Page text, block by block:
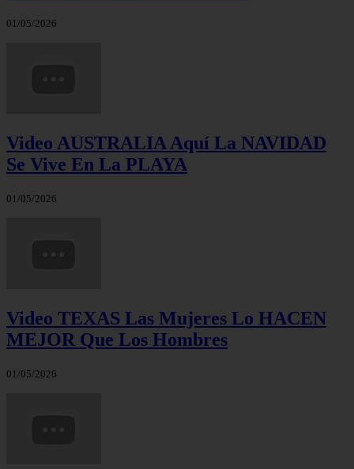
01/05/2026
Video AUSTRALIA Aquí La NAVIDAD
Se Vive En La PLAYA
01/05/2026
Video TEXAS Las Mujeres Lo HACEN
MEJOR Que Los Hombres
01/05/2026